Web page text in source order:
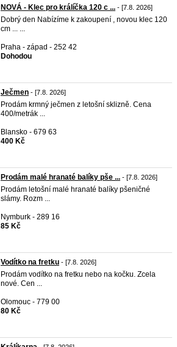
NOVÁ - Klec pro králíčka 120 c ... - [7.8. 2026]
Dobrý den Nabízíme k zakoupení , novou klec 120
cm ... ...
Praha - západ - 252 42
Dohodou
Ječmen - [7.8. 2026]
Prodám krmný ječmen z letošní sklizně. Cena
400/metrák ...
Blansko - 679 63
400 Kč
Prodám malé hranaté balíky pše ... - [7.8. 2026]
Prodám letošní malé hranaté balíky pšeničné
slámy. Rozm ...
Nymburk - 289 16
85 Kč
Vodítko na fretku - [7.8. 2026]
Prodám vodítko na fretku nebo na kočku. Zcela
nové. Cen ...
Olomouc - 779 00
80 Kč